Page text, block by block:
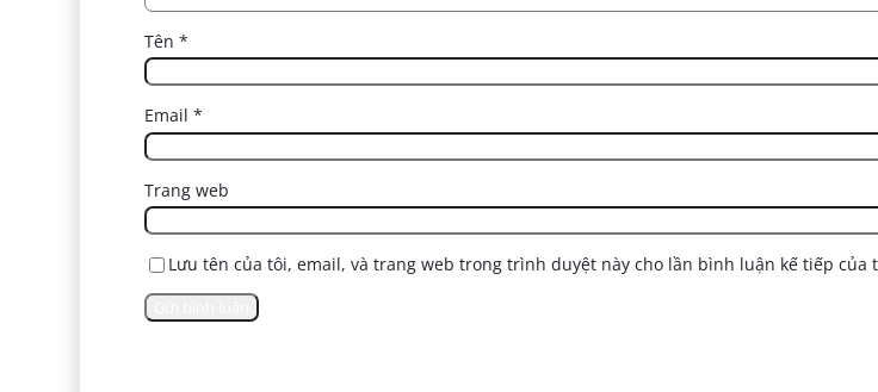
Tên *
Email *
Trang web
Lưu tên của tôi, email, và trang web trong trình duyệt này cho lần bình luận kế tiếp của